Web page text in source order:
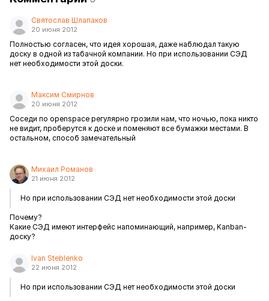
Святослав Шлапаков
20 июня 2012
Полностью согласен, что идея хорошая, даже наблюдал такую
доску в одной из табачной компании. Но при использовании СЭД
нет необходимости этой доски.
Максим Смирнов
20 июня 2012
Соседи по openspace регулярно грозили нам, что ночью, пока никто
не видит, проберутся к доске и поменяют все бумажки местами. В
остальном, способ замечательный
Михаил Романов
21 июня 2012
Но при использовании СЭД нет необходимости этой доски
Почему?
Какие СЭД имеют интерфейс напоминающий, например, Kanban-
доску?
Ivan Steblenko
22 июня 2012
Но при использовании СЭД нет необходимости этой доски